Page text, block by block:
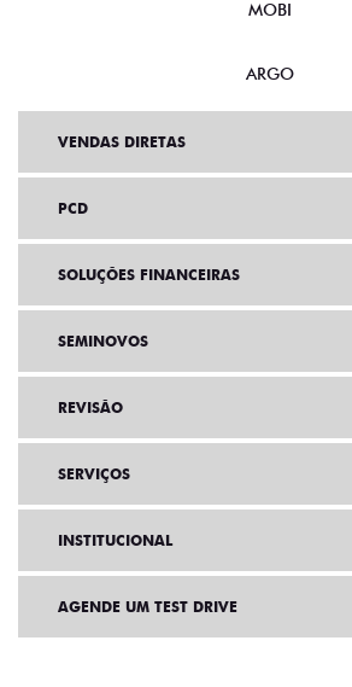
MOBI
ARGO
VENDAS DIRETAS
PCD
SOLUÇÕES FINANCEIRAS
SEMINOVOS
REVISÃO
SERVIÇOS
INSTITUCIONAL
AGENDE UM TEST DRIVE